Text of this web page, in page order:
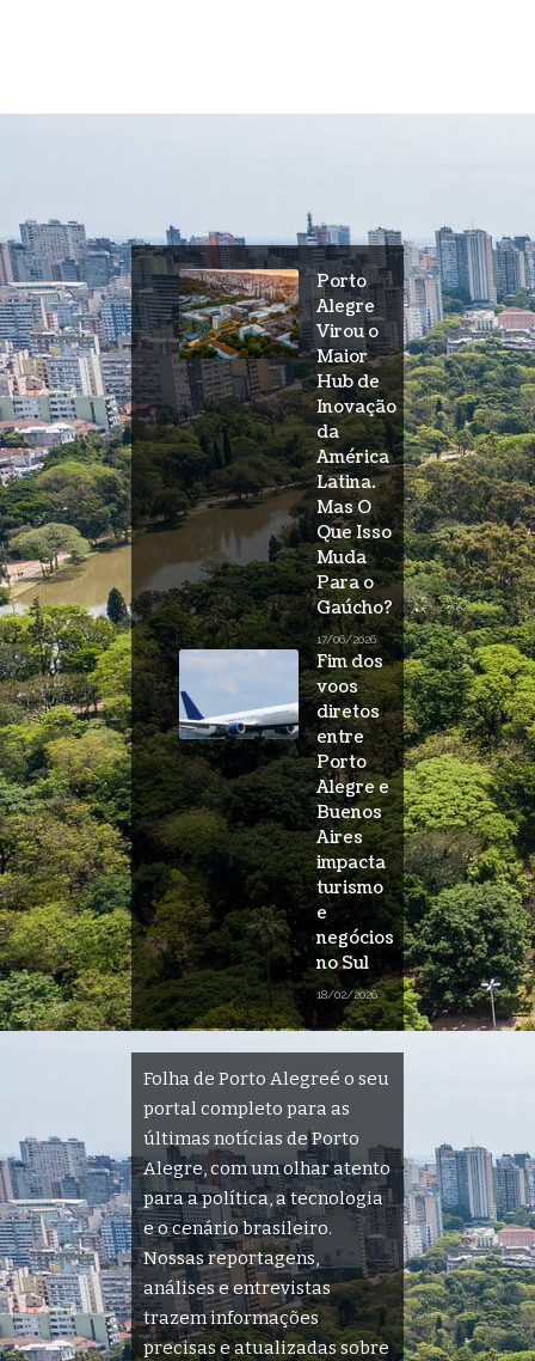
Porto
Alegre
Virou o
Maior
Hub de
Inovação
da
América
Latina.
Mas O
Que Isso
Muda
Para o
Gaúcho?
17/06/2026
Fim dos
voos
diretos
entre
Porto
Alegre e
Buenos
Aires
impacta
turismo
e
negócios
no Sul
18/02/2026
Folha de Porto Alegreé o seu
portal completo para as
últimas notícias de Porto
Alegre, com um olhar atento
para a política, a tecnologia
e o cenário brasileiro.
Nossas reportagens,
análises e entrevistas
trazem informações
precisas e atualizadas sobre